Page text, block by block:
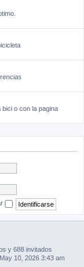
o con la pagina
y 688 invitados
10, 2026 3:43 am